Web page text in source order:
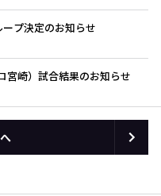
プ決定のお知らせ
宮崎）試合結果のお知らせ